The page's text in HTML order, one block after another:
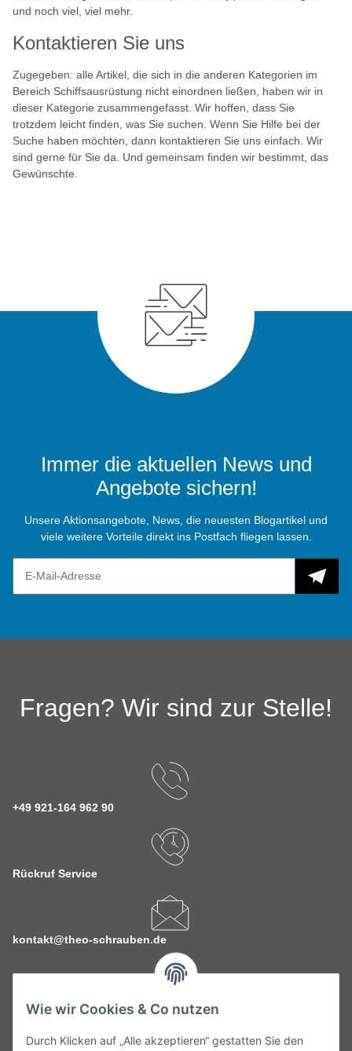
Wie wir Cookies & Co nutzen
Durch Klicken auf „Alle akzeptieren“ gestatten Sie den
und noch viel, viel mehr.
Kontaktieren Sie uns
Zugegeben: alle Artikel, die sich in die anderen Kategorien im
Bereich Schiffsausrüstung nicht einordnen ließen, haben wir in
dieser Kategorie zusammengefasst. Wir hoffen, dass Sie
trotzdem leicht finden, was Sie suchen. Wenn Sie Hilfe bei der
Suche haben möchten, dann kontaktieren Sie uns einfach. Wir
sind gerne für Sie da. Und gemeinsam finden wir bestimmt, das
Gewünschte.
Immer die aktuellen News und
Angebote sichern!
Unsere Aktionsangebote, News, die neuesten Blogartikel und
viele weitere Vorteile direkt ins Postfach fliegen lassen.
Fragen? Wir sind zur Stelle!
+49 921-164 962 90
Rückruf Service
kontakt@theo-schrauben.de